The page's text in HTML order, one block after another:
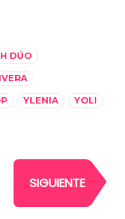
DÚO
YLENIA
YOLI
SIGUIENTE